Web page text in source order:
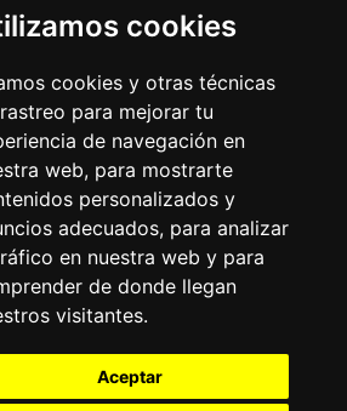
cookies
cookies y otras técnicas
para mejorar tu
de navegación en
web, para mostrarte
personalizados y
adecuados, para analizar
en nuestra web y para
de donde llegan
visitantes.
Aceptar
y no relacionada con ninguna organización o
competiciones, marcas comerciales y
página de resultados de ciclismo son
dueños. No tenemos afiliación, patrocinio ni
comerciales. Toda la información proporcionada
con fines informativos y para la
Cualquier uso de nombres, marcas
el único propósito de identificar equipos y
o respaldo. Todos los derechos de las
aquí pertenecen a sus propietarios legítimos.